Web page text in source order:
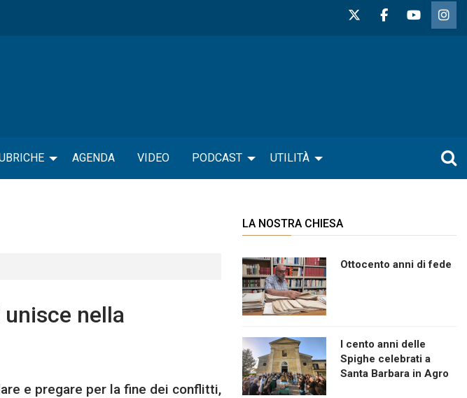
AGENDA VIDEO PODCAST UTILITÀ
nella
e pregare per la fine dei conflitti,
LA NOSTRA CHIESA
Ottocento anni di fede
I cento anni delle
Spighe celebrati a
Santa Barbara in Agro